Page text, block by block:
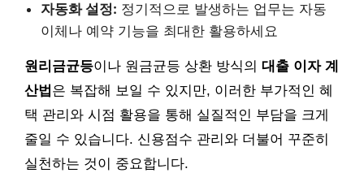
자동화 설정: 정기적으로 발생하는 업무는 자동
이체나 예약 기능을 최대한 활용하세요
원리금균등이나 원금균등 상환 방식의 대출 이자 계
산법 은 복잡해 보일 수 있지만, 이러한 부가적인 혜
택 관리와 시점 활용을 통해 실질적인 부담을 크게
줄일 수 있습니다. 신용점수 관리와 더불어 꾸준히
실천하는 것이 중요합니다.